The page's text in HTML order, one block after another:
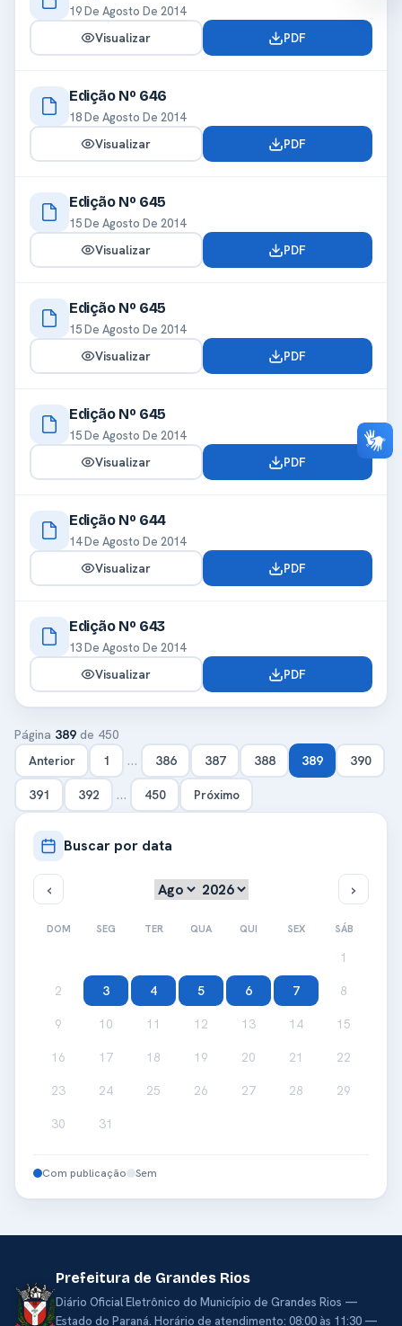
19 De Agosto De 2014
Visualizar PDF
Edição Nº 646
18 De Agosto De 2014
Visualizar PDF
Edição Nº 645
15 De Agosto De 2014
Visualizar PDF
Edição Nº 645
15 De Agosto De 2014
Visualizar PDF
Edição Nº 645
15 De Agosto De 2014
Visualizar PDF
Edição Nº 644
14 De Agosto De 2014
Visualizar PDF
Edição Nº 643
13 De Agosto De 2014
Visualizar PDF
Página 389 de 450
Anterior
1 … 386 387 388 389 390
391 392 … 450 Próximo
Buscar por data
DOM SEG TER QUA QUI SEX SÁB
1
2 3 4 5 6 7 8
9 10 11 12 13 14 15
16 17 18 19 20 21 22
23 24 25 26 27 28 29
30 31
Com publicação Sem
Prefeitura de Grandes Rios
Diário Oficial Eletrônico do Município de Grandes Rios —
Estado do Paraná. Horário de atendimento: 08:00 às 11:30 —